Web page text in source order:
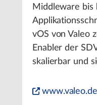
Middleware bis
vOS von Valeo
Enabler der
skalierbar und
www.valeo.de